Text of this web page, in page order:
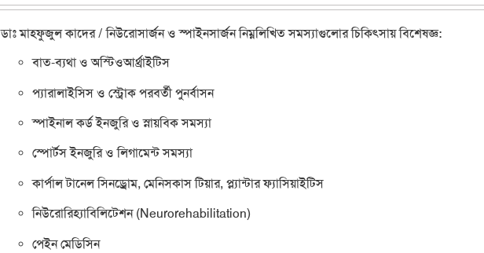
ডাঃ মাহফুজুল কাদের / নিউরোসার্জন ও স্পাইনসার্জন নিম্নলিখিত সমস্যাগুলোর চিকিৎসায় বিশেষজ্ঞ:
বাত-ব্যথা ও অস্টিওআর্থ্রাইটিস
প্যারালাইসিস ও স্ট্রোক পরবর্তী পুনর্বাসন
স্পাইনাল কর্ড ইনজুরি ও স্নায়বিক সমস্যা
স্পোর্টস ইনজুরি ও লিগামেন্ট সমস্যা
কার্পাল টানেল সিনড্রোম, মেনিসকাস টিয়ার, প্ল্যান্টারফ্যাসিয়াইটিস
নিউরোরিহ্যাবিলিটেশন (Neurorehabilitation)
পেইন মেডিসিন